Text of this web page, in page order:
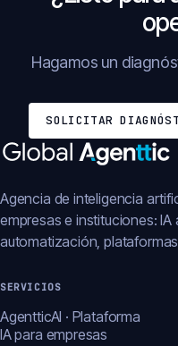
Hagamos un
SOLICITAR
Agencia de inteligencia
empresas e instituciones: IA
automatización,
SERVICIOS
AgentticAI · Plataforma
IA para empresas